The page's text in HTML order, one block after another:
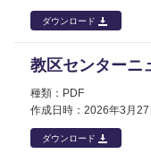
ダウンロード
教区センターニ
PDF
2026年3月27
ダウンロード